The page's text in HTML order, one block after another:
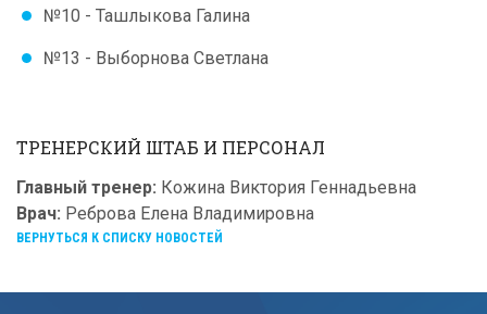
№10 - Ташлыкова Галина
№13 - Выборнова Светлана
ТРЕНЕРСКИЙ ШТАБ И ПЕРСОНАЛ
Главный тренер: Кожина Виктория Геннадьевна
Врач: Реброва Елена Владимировна
ВЕРНУТЬСЯ К СПИСКУ НОВОСТЕЙ